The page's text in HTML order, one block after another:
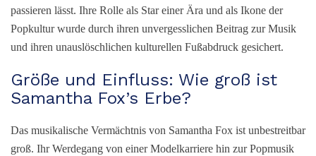
passieren lässt. Ihre Rolle als Star einer Ära und als Ikone der
Popkultur wurde durch ihren unvergesslichen Beitrag zur Musik
und ihren unauslöschlichen kulturellen Fußabdruck gesichert.
Größe und Einfluss: Wie groß ist
Samantha Fox’s Erbe?
Das musikalische Vermächtnis von Samantha Fox ist unbestreitbar
groß. Ihr Werdegang von einer Modelkarriere hin zur Popmusik